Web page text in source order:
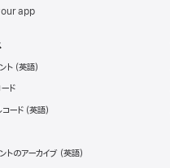
app
ト
ド
ード
トのアーカイブ